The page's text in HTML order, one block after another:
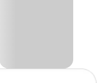
e aplique todo